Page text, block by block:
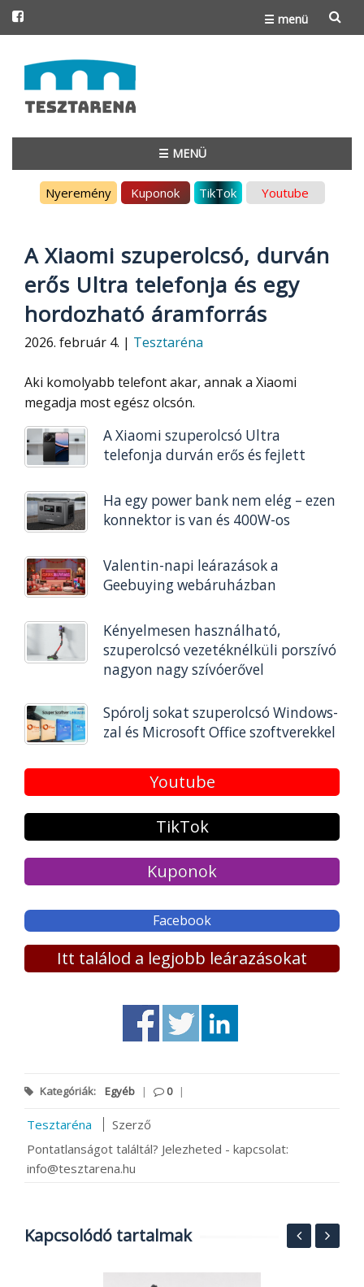
☰ menü
to
content
☰ MENÜ
Nyeremény Kuponok TikTok Youtube
A Xiaomi szuperolcsó, durván
erős Ultra telefonja és egy
hordozható áramforrás
2026. február 4. | Tesztaréna
Aki komolyabb telefont akar, annak a Xiaomi
megadja most egész olcsón.
A Xiaomi szuperolcsó Ultra
telefonja durván erős és fejlett
Ha egy power bank nem elég – ezen
konnektor is van és 400W-os
Valentin-napi leárazások a
Geebuying webáruházban
Kényelmesen használható,
szuperolcsó vezetéknélküli porszívó
nagyon nagy szívóerővel
Spórolj sokat szuperolcsó Windows-
zal és Microsoft Office szoftverekkel
Youtube
TikTok
Kuponok
Facebook
Itt találod a legjobb leárazásokat
Kategóriák: Egyéb | 0 |
Tesztaréna
Szerző
Pontatlanságot találtál? Jelezheted - kapcsolat:
info@tesztarena.hu
Kapcsolódó tartalmak